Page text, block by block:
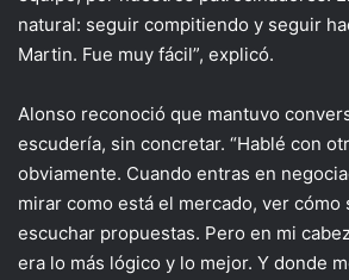
natural: seguir compitiendo y seguir
Martin. Fue muy fácil”, explicó.
Alonso reconoció que mantuvo
escudería, sin concretar. “Hablé con
obviamente. Cuando entras en
mirar como está el mercado, ver cómo
escuchar propuestas. Pero en mi
era lo más lógico y lo mejor. Y donde